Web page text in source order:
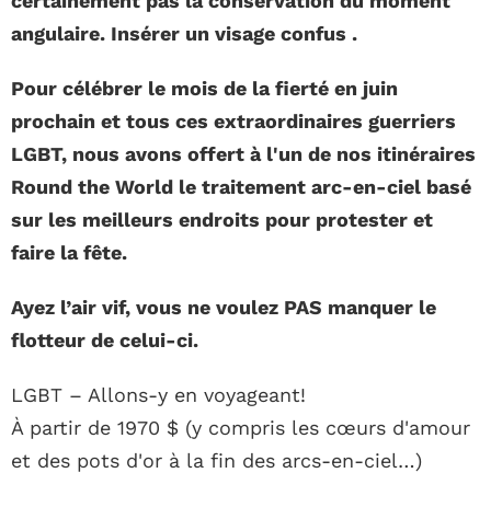
angulaire. Insérer un visage confus .
Pour célébrer le mois de la fierté en juin
prochain et tous ces extraordinaires guerriers
LGBT, nous avons offert à l'un de nos itinéraires
Round the World le traitement arc-en-ciel basé
sur les meilleurs endroits pour protester et
faire la fête.
Ayez l’air vif, vous ne voulez PAS manquer le
flotteur de celui-ci.
LGBT – Allons-y en voyageant!
À partir de 1970 $ (y compris les cœurs d'amour
et des pots d'or à la fin des arcs-en-ciel…)